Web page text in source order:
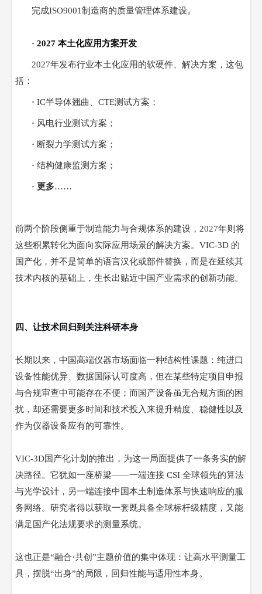
完成ISO9001制造商的质量管理体系建设。
·2027 本土化应用方案开发
2027年发布行业本土化应用的软硬件、解决方案，这包
括：
·IC半导体翘曲、CTE测试方案；
· 风电行业测试方案；
· 断裂力学测试方案；
·结构健康监测方案；
· 更多……
前两个阶段侧重于制造能力与合规体系的建设， 2027年则将
这些积累转化为面向实际应用场景的解决方案。VIC-3D 的
国产化，并不是简单的语言汉化或部件替换，而是在延续其
技术内核的基础上，生长出贴近中国产业需求的创新功能。
四、让技术回归到关注科研本身
长期以来，中国高端仪器市场面临一种结构性课题：纯进口
设备性能优异、数据国际认可度高，但在某些特定项目申报
与合规审查中可能存在不便；而国产设备虽无合规方面的困
扰，却还需要更多时间和技术投入来提升精度、稳健性以及
作为仪器设备应有的可靠性。
VIC-3D国产化计划的推出，为这一局面提供了一条务实的解
决路径。它犹如一座桥梁——一端连接 CSI 全球领先的算法
与光学设计，另一端连接中国本土制造体系与快速响应的服
务网络。研究者得以获取一套既具备全球标杆级精度，又能
满足国产化法规要求的测量系统。
这也正是“融合·共创”主题价值的集中体现：让高水平测量工
具，摆脱“出身”的局限，回归性能与适用性本身。